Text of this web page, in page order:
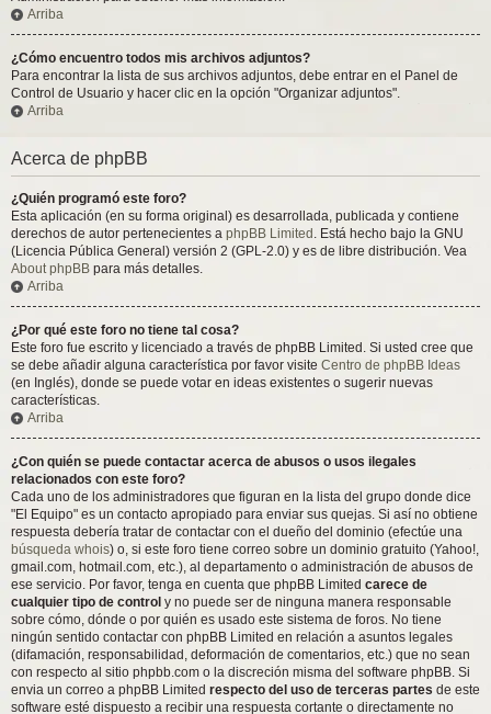
Arriba
¿Cómo encuentro todos mis archivos adjuntos?
Para encontrar la lista de sus archivos adjuntos, debe entrar en el Panel de
Control de Usuario y hacer clic en la opción "Organizar adjuntos".
Arriba
Acerca de phpBB
¿Quién programó este foro?
Esta aplicación (en su forma original) es desarrollada, publicada y contiene
derechos de autor pertenecientes a phpBB Limited . Está hecho bajo la GNU
(Licencia Pública General) versión 2 (GPL-2.0) y es de libre distribución. Vea
About phpBB para más detalles.
Arriba
¿Por qué este foro no tiene tal cosa?
Este foro fue escrito y licenciado a través de phpBB Limited. Si usted cree que
se debe añadir alguna característica por favor visite Centro de phpBB Ideas
(en Inglés), donde se puede votar en ideas existentes o sugerir nuevas
características.
Arriba
¿Con quién se puede contactar acerca de abusos o usos ilegales
relacionados con este foro?
Cada uno de los administradores que figuran en la lista del grupo donde dice
"El Equipo" es un contacto apropiado para enviar sus quejas. Si así no obtiene
respuesta debería tratar de contactar con el dueño del dominio (efectúe una
búsqueda whois) o, si este foro tiene correo sobre un dominio gratuito (Yahoo!,
gmail.com, hotmail.com, etc.), al departamento o administración de abusos de
ese servicio. Por favor, tenga en cuenta que phpBB Limited carece de
cualquier tipo de control y no puede ser de ninguna manera responsable
sobre cómo, dónde o por quién es usado este sistema de foros. No tiene
ningún sentido contactar con phpBB Limited en relación a asuntos legales
(difamación, responsabilidad, deformación de comentarios, etc.) que no sean
con respecto al sitio phpbb.com o la discreción misma del software phpBB. Si
envia un correo a phpBB Limited respecto del uso de terceras partes de este
software esté dispuesto a recibir una respuesta cortante o directamente no